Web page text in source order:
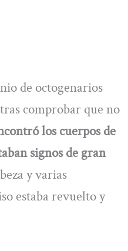
de octogenarios
comprobar que no
los cuerpos de
signos de gran
y varias
estaba revuelto y